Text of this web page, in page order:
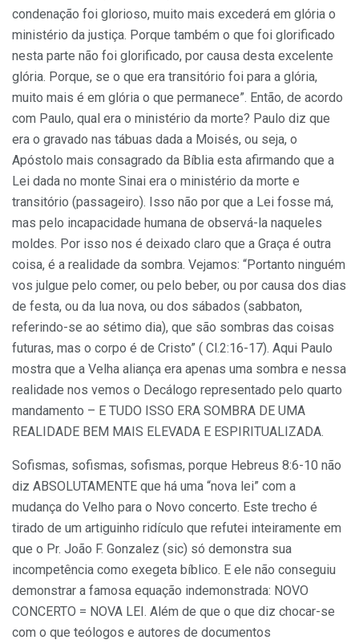
condenação foi glorioso, muito mais excederá em glória o
ministério da justiça. Porque também o que foi glorificado
nesta parte não foi glorificado, por causa desta excelente
glória. Porque, se o que era transitório foi para a glória,
muito mais é em glória o que permanece”. Então, de acordo
com Paulo, qual era o ministério da morte? Paulo diz que
era o gravado nas tábuas dada a Moisés, ou seja, o
Apóstolo mais consagrado da Bíblia esta afirmando que a
Lei dada no monte Sinai era o ministério da morte e
transitório (passageiro). Isso não por que a Lei fosse má,
mas pelo incapacidade humana de observá-la naqueles
moldes. Por isso nos é deixado claro que a Graça é outra
coisa, é a realidade da sombra. Vejamos: “Portanto ninguém
vos julgue pelo comer, ou pelo beber, ou por causa dos dias
de festa, ou da lua nova, ou dos sábados (sabbaton,
referindo-se ao sétimo dia), que são sombras das coisas
futuras, mas o corpo é de Cristo” ( Cl.2:16-17). Aqui Paulo
mostra que a Velha aliança era apenas uma sombra e nessa
realidade nos vemos o Decálogo representado pelo quarto
mandamento – E TUDO ISSO ERA SOMBRA DE UMA
REALIDADE BEM MAIS ELEVADA E ESPIRITUALIZADA.
Sofismas, sofismas, sofismas, porque Hebreus 8:6-10 não
diz ABSOLUTAMENTE que há uma “nova lei” com a
mudança do Velho para o Novo concerto. Este trecho é
tirado de um artiguinho ridículo que refutei inteiramente em
que o Pr. João F. Gonzalez (sic) só demonstra sua
incompetência como exegeta bíblico. E ele não conseguiu
demonstrar a famosa equação indemonstrada: NOVO
CONCERTO = NOVA LEI. Além de que o que diz chocar-se
com o que teólogos e autores de documentos